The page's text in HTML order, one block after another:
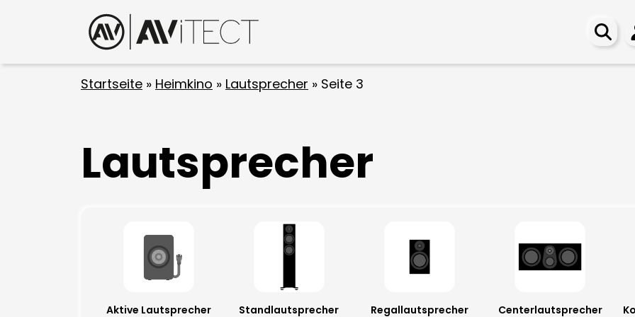
Startseite » Heimkino » Lautsprecher » Seite 3
Lautsprecher
Aktive Lautsprecher Standlautsprecher Regallautsprecher Centerlautsprecher